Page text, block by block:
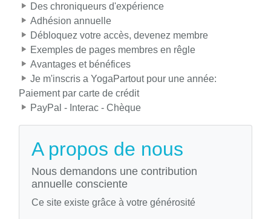
Des chroniqueurs d'expérience
Adhésion annuelle
Débloquez votre accès, devenez membre
Exemples de pages membres en rêgle
Avantages et bénéfices
Je m'inscris a YogaPartout pour une année:
Paiement par carte de crédit
PayPal - Interac - Chèque
A propos de nous
Nous demandons une contribution
annuelle consciente
Ce site existe grâce à votre générosité